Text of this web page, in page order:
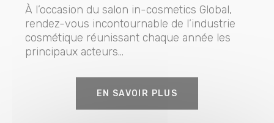
À l’occasion du salon in-cosmetics Global,
rendez-vous incontournable de l’industrie
cosmétique réunissant chaque année les
principaux acteurs...
EN SAVOIR PLUS